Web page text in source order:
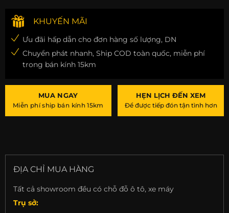
KHUYẾN MÃI
Ưu đãi hấp dẫn cho đơn hàng số lượng, DN
Chuyển phát nhanh, Ship COD toàn quốc, miễn phí
trong bán kính 15km
MUA NGAY
Miễn phí ship bán kính 15km
HẸN LỊCH ĐẾN XEM
Để được tiếp đón tận tình hơn
ĐỊA CHỈ MUA HÀNG
Tất cả showroom đều có chỗ đỗ ô tô, xe máy
Trụ sở: